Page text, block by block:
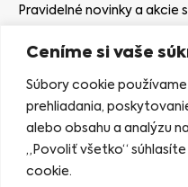
Ceníme si vaše
Súbory cookie
prehliadania,
alebo obsahu a analýzu
„Povoliť všetko“
cookie.
Pravidelné novinky a akcie
Kamenná
Nám. gen. Štefaníka 7